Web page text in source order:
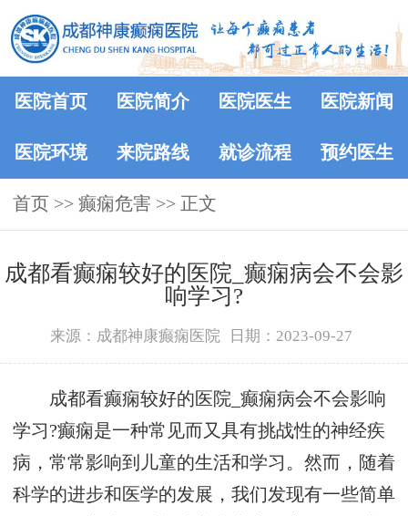
医院首页 医院简介 医院医生 医院新闻
医院环境 来院路线 就诊流程 预约医生
首页 >> 癫痫危害 >> 正文
成都看癫痫较好的医院_癫痫病会不会影
响学习?
来源：成都神康癫痫医院 日期：2023-09-27
成都看癫痫较好的医院_癫痫病会不会影响
学习?癫痫是一种常见而又具有挑战性的神经疾
病，常常影响到儿童的生活和学习。然而，随着
科学的进步和医学的发展，我们发现有一些简单